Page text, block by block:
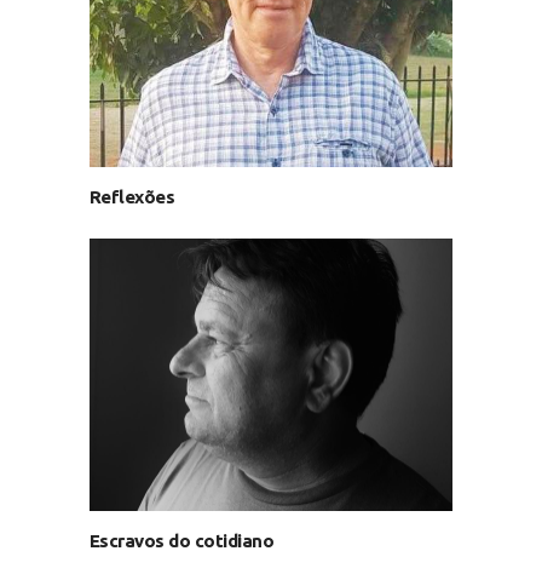
Reflexões
Escravos do cotidiano